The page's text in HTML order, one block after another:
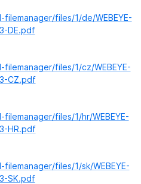
files/1/de/WEBEYE-
DE.pdf
files/1/cz/WEBEYE-
CZ.pdf
files/1/hr/WEBEYE-
HR.pdf
files/1/sk/WEBEYE-
SK.pdf